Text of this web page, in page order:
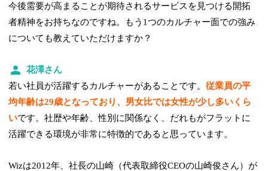
今後需要が高まることが期待されるサービスを見つける開拓
者精神をお持ちなのですね。もう1つのカルチャー面での強み
についても教えていただけますか？
花澤さん
若い社員が活躍するカルチャーがあることです。従業員の平
均年齢は29歳となっており、男女比では女性が少し多いくら
いです。社歴や年齢、性別に関係なく、だれもがフラットに
活躍できる環境が非常に特徴的であると思っています。
Wizは2012年、社長の山崎（代表取締役CEOの山崎俊さん）が